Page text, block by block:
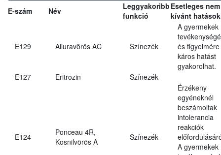
E-szám Név
Leggyakoribb
funkció
Esetleges nem
kívánt hatások
E129 Alluravörös AC Színezék
A gyermekek
és figyelmére
káros hatást
gyakorolhat.
E127
Eritrozin Színezék
E124
Ponceau 4R,
Kosnilvörös A
Színezék
Érzékeny
egyéneknél
beszámoltak
intolerancia
reakciók
A gyermekek